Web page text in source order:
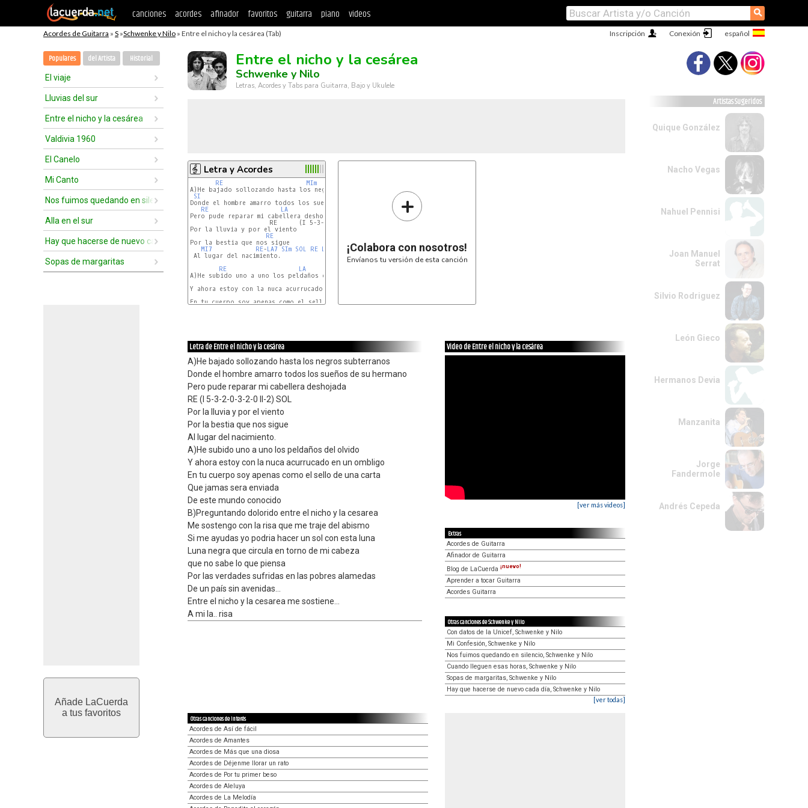
canciones acordes afinador favoritos guitarra piano videos ⚲
Acordes de Guitarra » S »Schwenke y Nilo » Entre el nicho y la cesárea (Tab) Conexión
Inscripción
Populares del Artista Historial
El viaje
Lluvias del sur
Entre el nicho y la cesárea
Valdivia 1960
El Canelo
Mi Canto
Nos fuimos quedando en silencio
Alla en el sur
Hay que hacerse de nuevo cada día
Sopas de margaritas
Añade LaCuerda
a tus favoritos
Entre el nicho y la cesárea
Schwenke y Nilo
Letras, Acordes y Tabs para Guitarra, Bajo y Ukulele
Letra y Acordes
RE MIm
A)He bajado sollozando hasta los negros subterranos
SI
Donde el hombre amarro todos los sueños de su hermano
RE
LA
Pero pude reparar mi cabellera deshojada
                      RE      (I 5-3-2-0-3-2-0 II-2) SOL
Por la lluvia y por el viento
RE
Por la bestia que nos sigue
MI7
RE-LA7 SIm SOL RE LA
Al lugar del nacimiento.
RE
LA
A)He subido uno a uno los peldaños del olvido
Y ahora estoy con la nuca acurrucado en un ombligo
En tu cuerpo soy apenas como el sello de una carta
+
¡Colabora con nosotros!
Envíanos tu versión de esta canción
Letra de Entre el nicho y la cesárea
A)He bajado sollozando hasta los negros subterranos
Donde el hombre amarro todos los sueños de su hermano
Pero pude reparar mi cabellera deshojada
RE (I 5-3-2-0-3-2-0 II-2) SOL
Por la lluvia y por el viento
Por la bestia que nos sigue
Al lugar del nacimiento.
A)He subido uno a uno los peldaños del olvido
Y ahora estoy con la nuca acurrucado en un ombligo
En tu cuerpo soy apenas como el sello de una carta
Que jamas sera enviada
De este mundo conocido
B)Preguntando dolorido entre el nicho y la cesarea
Me sostengo con la risa que me traje del abismo
Si me ayudas yo podria hacer un sol con esta luna
Luna negra que circula en torno de mi cabeza
que no sabe lo que piensa
Por las verdades sufridas en las pobres alamedas
De un país sin avenidas...
Entre el nicho y la cesarea me sostiene...
A mi la.. risa
Video de Entre el nicho y la cesárea
[ver más videos]
Extras
Acordes de Guitarra
Afinador de Guitarra
Blog de LaCuerda ¡nuevo!
Aprender a tocar Guitarra
Acordes Guitarra
Otras canciones de Schwenke y Nilo
Con datos de la Unicef, Schwenke y Nilo
Mi Confesión, Schwenke y Nilo
Nos fuimos quedando en silencio, Schwenke y Nilo
Cuando lleguen esas horas, Schwenke y Nilo
Sopas de margaritas, Schwenke y Nilo
Hay que hacerse de nuevo cada día, Schwenke y Nilo
[ver todas]
Otras canciones de interés
Acordes de Así de fácil
Acordes de Amantes
Acordes de Más que una diosa
Acordes de Déjenme llorar un rato
Acordes de Por tu primer beso
Acordes de Aleluya
Acordes de La Melodía
Artistas Sugeridos
Quique González
Nacho Vegas
Nahuel Pennisi
Joan Manuel
Serrat
Silvio Rodriguez
León Gieco
Hermanos Devia
Manzanita
Jorge
Fandermole
Andrés Cepeda